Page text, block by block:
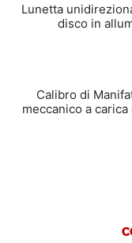
Lunetta
disco in
Calibro di
meccanico a